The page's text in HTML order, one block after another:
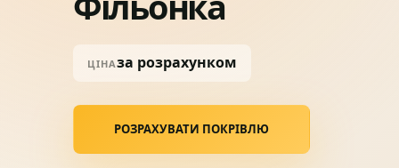
03 Заборы
04 Системи водовідведення
05 Вікна та сходи
ЦІНАза розрахунком
РОЗРАХУВАТИ ПОКРІВЛЮ